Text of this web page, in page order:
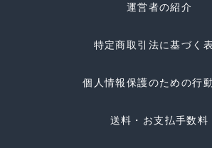
運営者の紹介
特定商取引法に基づく
個人情報保護のための行
送料・お支払手数料